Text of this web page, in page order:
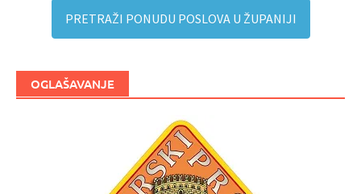
PRETRAŽI PONUDU POSLOVA U ŽUPANIJI
OGLAŠAVANJE